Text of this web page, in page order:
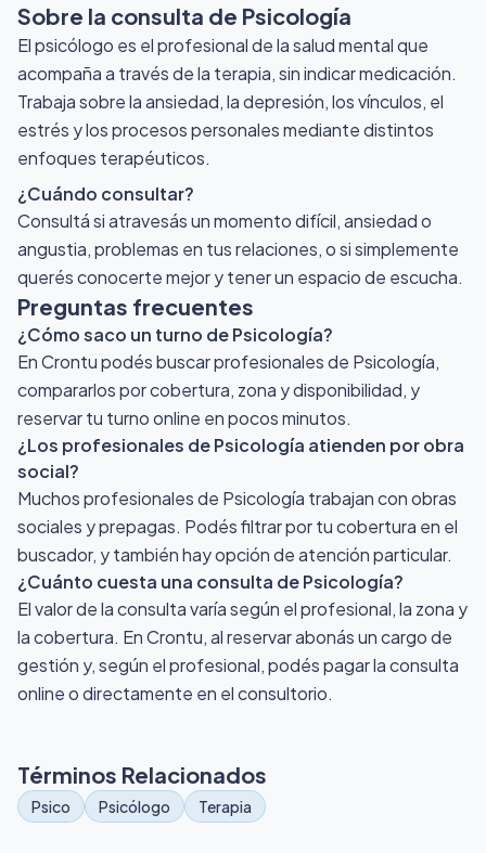
Sobre la consulta de Psicología
El psicólogo es el profesional de la salud mental que
acompaña a través de la terapia, sin indicar medicación.
Trabaja sobre la ansiedad, la depresión, los vínculos, el
estrés y los procesos personales mediante distintos
enfoques terapéuticos.
¿Cuándo consultar?
Consultá si atravesás un momento difícil, ansiedad o
angustia, problemas en tus relaciones, o si simplemente
querés conocerte mejor y tener un espacio de escucha.
Preguntas frecuentes
¿Cómo saco un turno de Psicología?
En Crontu podés buscar profesionales de Psicología,
compararlos por cobertura, zona y disponibilidad, y
reservar tu turno online en pocos minutos.
¿Los profesionales de Psicología atienden por obra
social?
Muchos profesionales de Psicología trabajan con obras
sociales y prepagas. Podés filtrar por tu cobertura en el
buscador, y también hay opción de atención particular.
¿Cuánto cuesta una consulta de Psicología?
El valor de la consulta varía según el profesional, la zona y
la cobertura. En Crontu, al reservar abonás un cargo de
gestión y, según el profesional, podés pagar la consulta
online o directamente en el consultorio.
Términos Relacionados
Psico Psicólogo Terapia